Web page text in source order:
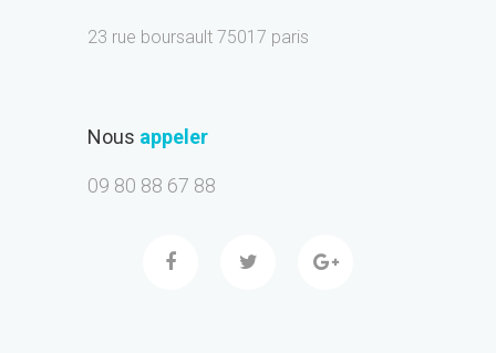
23 rue boursault 75017 paris
Nous appeler
09 80 88 67 88